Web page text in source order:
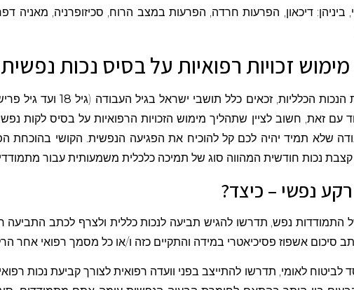
ביניהן: דיכאון, הפרעות חרדה, הפרעות במצב הרוח, סכיזופרניה,
זכויות רפואיות על בסיס נכות נפשית
הכלליות, זכאים כלל תושבי ישראל בגיל העבודה (גיל 18ועד גיל
עם זאת, חשוב לציין שתהליך מימוש הזכויות הרפואיות על בסיס לקות
שלא תמיד יהיה לכם קל להוכיח את הפגיעה הנפשית. הקושי בהוכחת
קצבת נכות חודשית המהווה סוג של תמיכה כלכלית משמעותית עבור
נפשי – כיצד?
התמודדות נפש, תדרשו להגיש תביעה לנכות כללית ולצרף לכתב התביעה
סיכום אשפוז פסיכיאטרי במידה והתקיים כזה ו/או כל מסמך רפואי אחר
לאומי, תדרשו להתייצב בפני וועדה רפואית לצורך קביעת נכות